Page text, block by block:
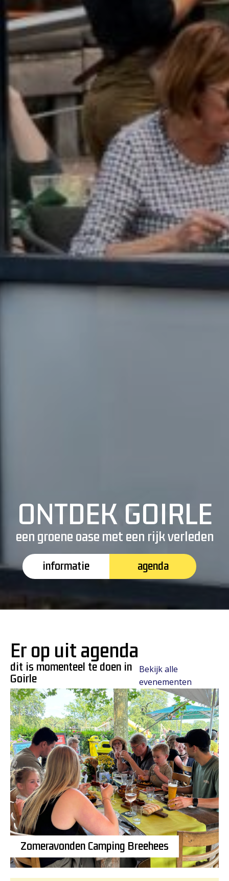
ONTDEK GOIRLE
een groene oase met een rijk verleden
informatie agenda
Er op uit agenda
dit is momenteel te doen in
Goirle
Bekijk alle
evenementen
Zomeravonden Camping Breehees